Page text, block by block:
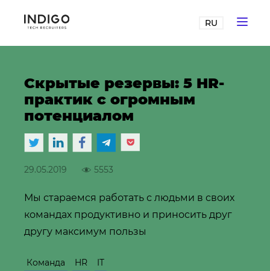
RU
Скрытые резервы: 5 HR-
практик с огромным
потенциалом
29.05.2019 5553
Мы стараемся работать с людьми в своих
командах продуктивно и приносить друг
другу максимум пользы
Команда HR IT